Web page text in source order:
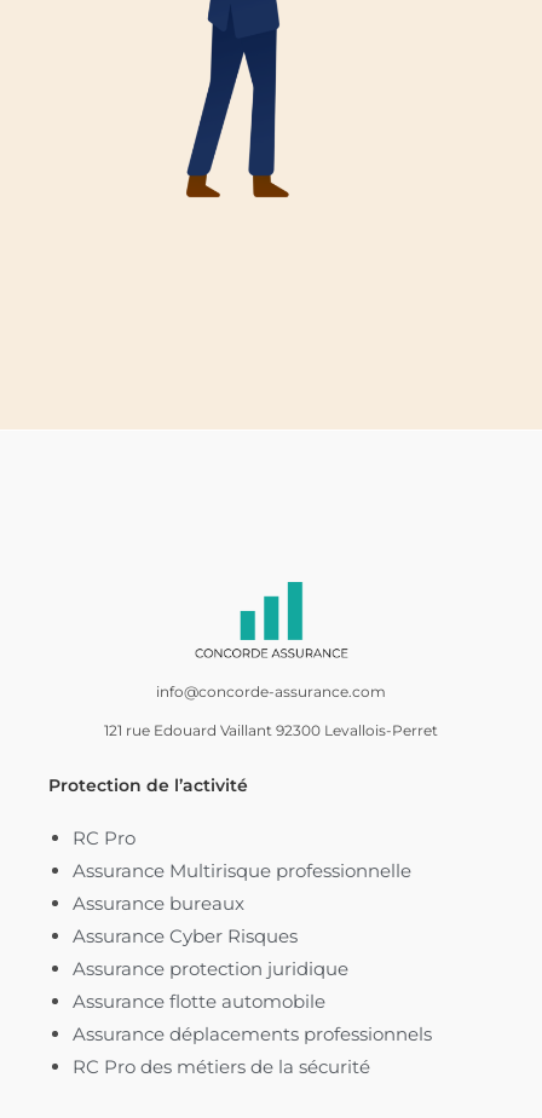
info@concorde-assurance.com
121 rue Edouard Vaillant 92300 Levallois-Perret
Protection de l’activité
RC Pro
Assurance Multirisque professionnelle
Assurance bureaux
Assurance Cyber Risques
Assurance protection juridique
Assurance flotte automobile
Assurance déplacements professionnels
RC Pro des métiers de la sécurité